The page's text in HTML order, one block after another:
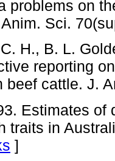
problems on
Sci.
H., B. L.
reporting
beef cattle. J.
Estimates
traits in
]